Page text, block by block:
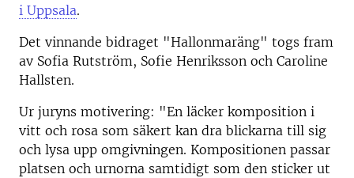
i Uppsala.
Det vinnande bidraget "Hallonmaräng" togs fram
av Sofia Rutström, Sofie Henriksson och Caroline
Hallsten.
Ur juryns motivering: "En läcker komposition i
vitt och rosa som säkert kan dra blickarna till sig
och lysa upp omgivningen. Kompositionen passar
platsen och urnorna samtidigt som den sticker ut